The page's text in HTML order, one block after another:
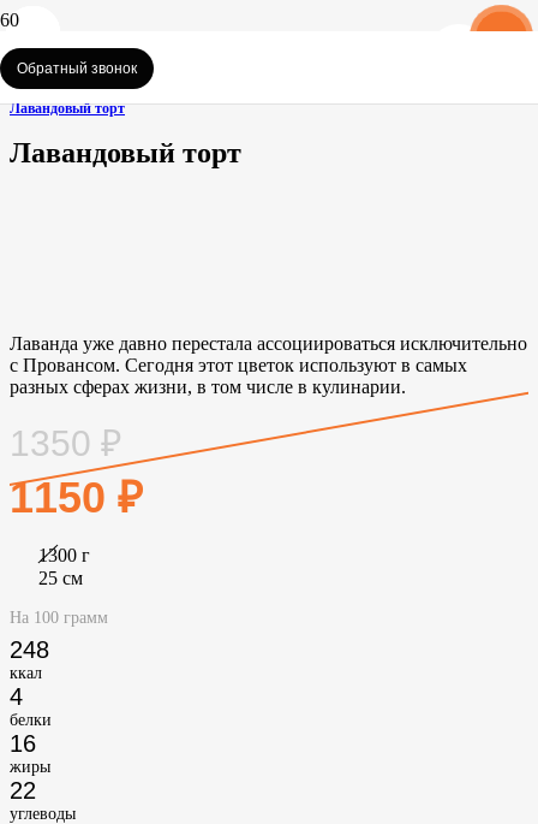
Обратный звонок
•
Торты
•
Лавандовый торт
Лавандовый торт
Лаванда уже давно перестала ассоциироваться исключительно
с Провансом. Сегодня этот цветок используют в самых
разных сферах жизни, в том числе в кулинарии.
1350 ₽
1150 ₽
1300 г
25 см
На 100 грамм
248
ккал
4
белки
16
жиры
22
углеводы
%
%
%
%
%